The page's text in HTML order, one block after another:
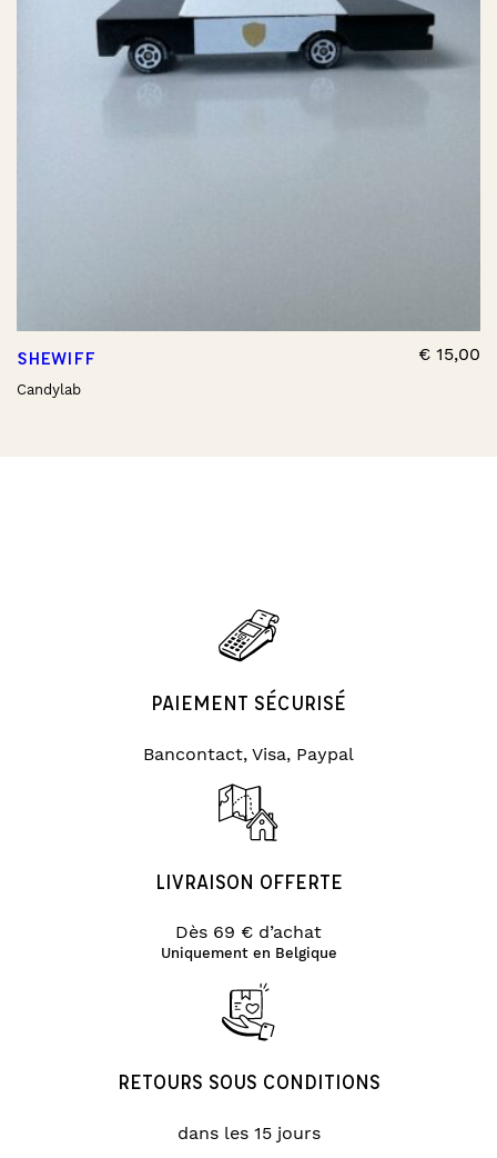
SHEWIFF
Candylab
€ 15,00
PAIEMENT SÉCURISÉ
Bancontact, Visa, Paypal
LIVRAISON OFFERTE
Dès 69 € d’achat
Uniquement en Belgique
RETOURS SOUS CONDITIONS
dans les 15 jours